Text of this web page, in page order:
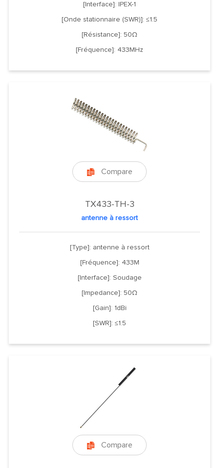
[Interface]: IPEX-1
[Onde stationnaire (SWR)]: ≤1.5
[Résistance]: 50Ω
[Fréquence]: 433MHz
 Compare
TX433-TH-3
antenne à ressort
[Type]: antenne à ressort
[Fréquence]: 433M
[Interface]: Soudage
[Impedance]: 50Ω
[Gain]: 1dBi
[SWR]: ≤1.5
 Compare